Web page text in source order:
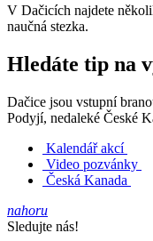
V Dačicích najdete
naučná stezka.
Hledáte tip na
Dačice jsou vstupní
Podyjí, nedaleké České
Kalendář akcí
Video pozvánky
Česká Kanada
nahoru
Sledujte nás!